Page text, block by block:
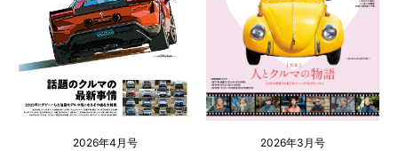
2026年4月号 2026年3月号